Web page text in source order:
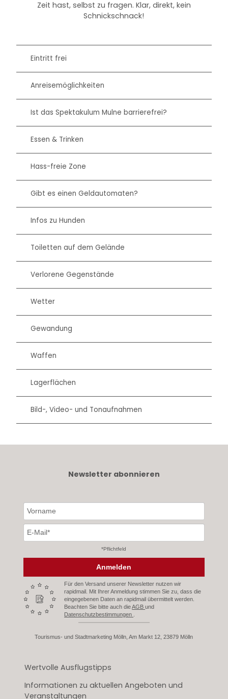
Zeit hast, selbst zu fragen. Klar, direkt, kein
Schnickschnack!
Eintritt frei
Anreisemöglichkeiten
Ist das Spektakulum Mulne barrierefrei?
Essen & Trinken
Hass-freie Zone
Gibt es einen Geldautomaten?
Infos zu Hunden
Toiletten auf dem Gelände
Verlorene Gegenstände
Wetter
Gewandung
Waffen
Lagerflächen
Bild-, Video- und Tonaufnahmen
Newsletter abonnieren
*Pflichtfeld
Anmelden
Für den Versand unserer Newsletter nutzen wir
rapidmail. Mit Ihrer Anmeldung stimmen Sie zu, dass die
eingegebenen Daten an rapidmail übermittelt werden.
Beachten Sie bitte auch dieAGBund
Datenschutzbestimmungen
Tourismus- und Stadtmarketing Mölln, Am Markt 12, 23879 Mölln
Wertvolle Ausflugstipps
Informationen zu aktuellen Angeboten und
Veranstaltungen